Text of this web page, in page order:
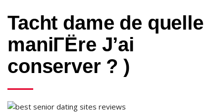
Tacht dame de quelle
maniГЁre J’ai
conserver ? )